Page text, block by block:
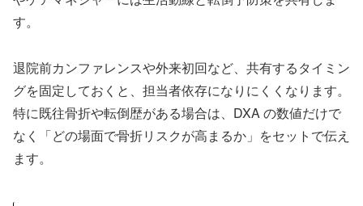
す。
退院前カンファレンスや外来初回など、共有するタイミン
グを固定しておくと、担当者依存になりにくくなります。
特に既往骨折や転倒歴がある場合は、DXA の数値だけで
なく「どの場面で骨折リスクが高まるか」をセットで伝え
ます。